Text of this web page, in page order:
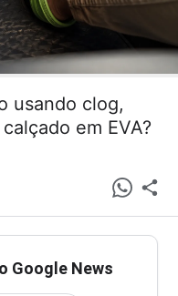
usando clog,
em EVA?
Google News